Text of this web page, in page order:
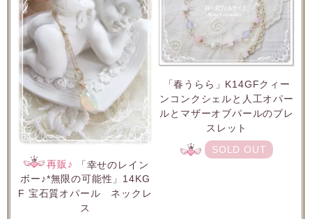
再販♪
「幸せのレイン
ボー♪*無限の可能性」14KG
F 宝石質オパール ネックレ
ス
「春うらら」K14GFクィー
ンコンクシェルと人工オパー
ルとマザーオブパールのブレ
スレット
SOLD OUT